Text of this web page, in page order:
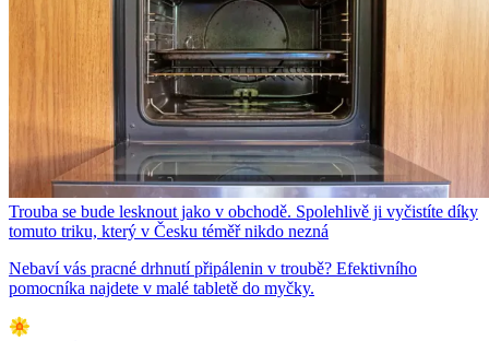
Trouba se bude lesknout jako v obchodě. Spolehlivě ji vyčistíte díky
tomuto triku, který v Česku téměř nikdo nezná
Nebaví vás pracné drhnutí připálenin v troubě? Efektivního
pomocníka najdete v malé tabletě do myčky.